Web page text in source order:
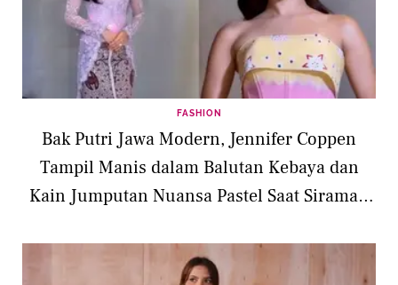
FASHION
Bak Putri Jawa Modern, Jennifer Coppen
Tampil Manis dalam Balutan Kebaya dan
Kain Jumputan Nuansa Pastel Saat Siraman